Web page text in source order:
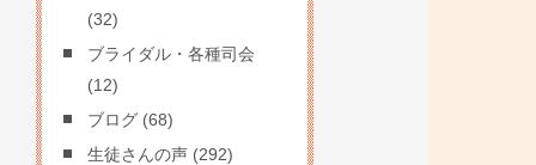
(32)
ブライダル・各種司会
(12)
ブログ (68)
生徒さんの声 (292)